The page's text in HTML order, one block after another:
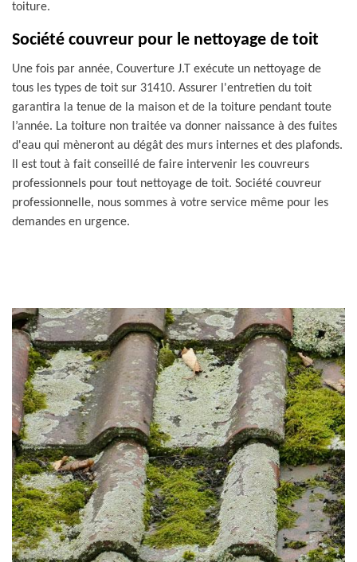
toiture.
Société couvreur pour le nettoyage de toit
Une fois par année, Couverture J.T exécute un nettoyage de
tous les types de toit sur 31410. Assurer l'entretien du toit
garantira la tenue de la maison et de la toiture pendant toute
l’année. La toiture non traitée va donner naissance à des fuites
d'eau qui mèneront au dégât des murs internes et des plafonds.
Il est tout à fait conseillé de faire intervenir les couvreurs
professionnels pour tout nettoyage de toit. Société couvreur
professionnelle, nous sommes à votre service même pour les
demandes en urgence.